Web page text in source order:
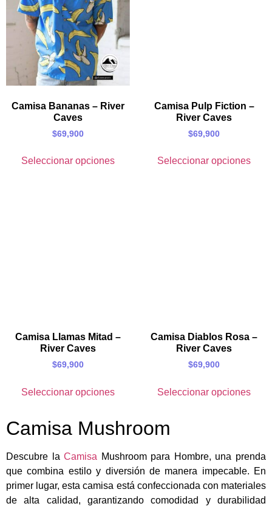
Camisa Bananas – River
Caves
$69,900
Seleccionar opciones
Camisa Pulp Fiction –
River Caves
$69,900
Seleccionar opciones
Camisa Llamas Mitad –
River Caves
$69,900
Seleccionar opciones
Camisa Diablos Rosa –
River Caves
$69,900
Seleccionar opciones
Camisa Mushroom
Descubre laCamisa Mushroom para Hombre, una prenda
que combina estilo y diversión de manera impecable. En
primer lugar, esta camisa está confeccionada con materiales
de alta calidad, garantizando comodidad y durabilidad